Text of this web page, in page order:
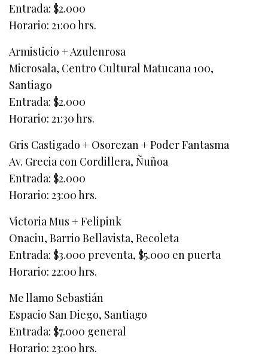
Entrada: $2.000
Horario: 21:00 hrs.
Armisticio + Azulenrosa
Microsala, Centro Cultural Matucana 100,
Santiago
Entrada: $2.000
Horario: 21:30 hrs.
Gris Castigado + Osorezan + Poder Fantasma
Av. Grecia con Cordillera, Ñuñoa
Entrada: $2.000
Horario: 23:00 hrs.
Victoria Mus + Felipink
Onaciu, Barrio Bellavista, Recoleta
Entrada: $3.000 preventa, $5.000 en puerta
Horario: 22:00 hrs.
Me llamo Sebastián
Espacio San Diego, Santiago
Entrada: $7.000 general
Horario: 23:00 hrs.